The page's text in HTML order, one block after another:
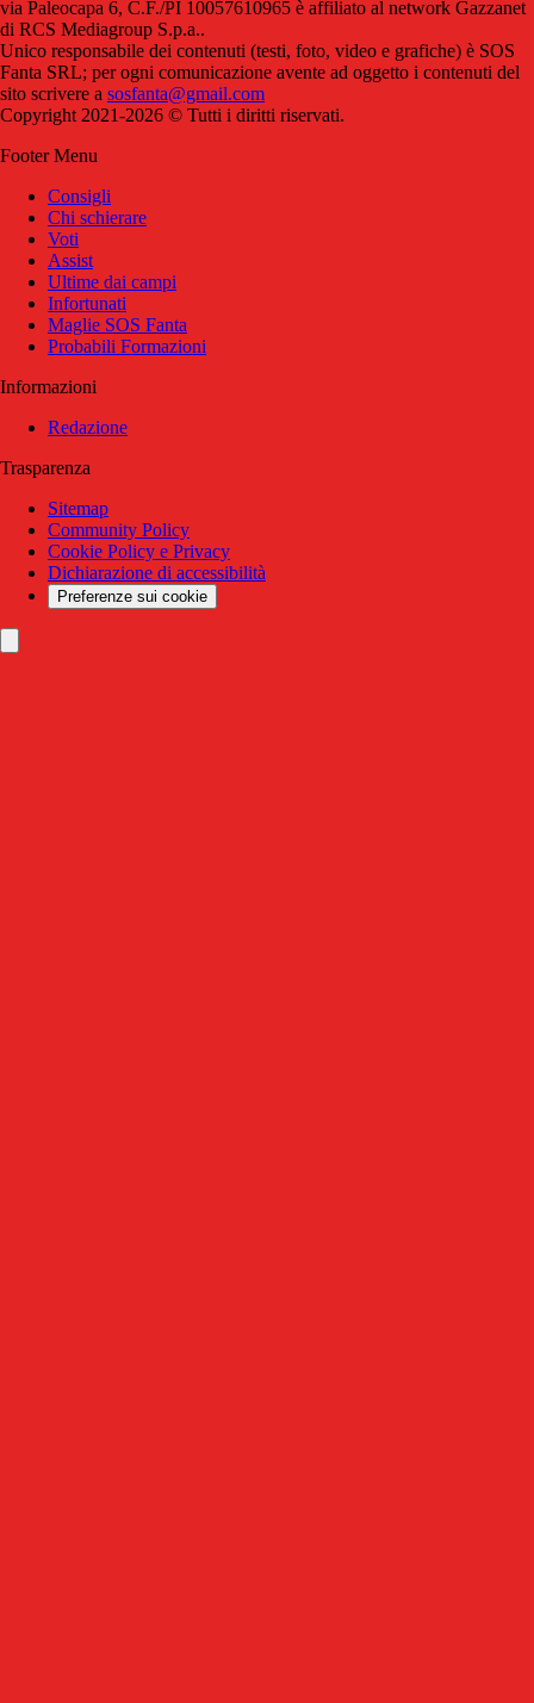
via Paleocapa 6, C.F./PI 10057610965 è affiliato al network Gazzanet
di RCS Mediagroup S.p.a..
Unico responsabile dei contenuti (testi, foto, video e grafiche) è SOS
Fanta SRL; per ogni comunicazione avente ad oggetto i contenuti del
sito scrivere a sosfanta@gmail.com
Copyright 2021-2026 © Tutti i diritti riservati.
Footer Menu
Consigli
Chi schierare
Voti
Assist
Ultime dai campi
Infortunati
Maglie SOS Fanta
Probabili Formazioni
Informazioni
Redazione
Trasparenza
Sitemap
Community Policy
Cookie Policy e Privacy
Dichiarazione di accessibilità
Preferenze sui cookie